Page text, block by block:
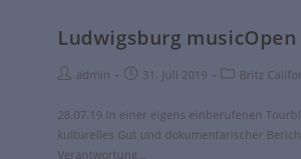
Ludwigsburg musicOpen
admin 31. Juli 2019 Britz
28.07.19 In einer eigens einberufenen
kulturelles Gut und dokumentarischer
Verantwortung…